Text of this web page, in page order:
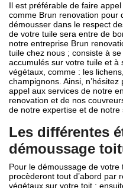
Il est préférable de faire
comme Brun renovation pour
démousser dans le respect
de votre tuile sera entre de
notre entreprise Brun
tuile chez nous ; consiste à
accumulés sur votre tuile et
végétaux, comme : les
champignons. Ainsi,
appel aux services de notre
renovation et de nos
de notre expertise et de notre
Les différentes
démoussage
Pour le démoussage de
procèderont tout d’abord par
végétaux sur votre toit ;